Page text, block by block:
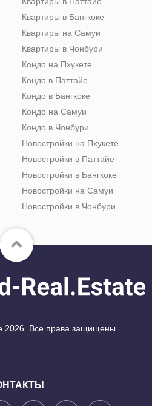
Квартиры в Бангкоке
Квартиры на Самуи
Квартиры в Чонбури
Кондо на Пхукете
Кондо в Паттайе
Кондо в Бангкоке
Кондо на Самуи
Кондо в Чонбури
Новостройки на Пхукете
Новостройки в Паттайе
Новостройки в Бангкоке
Новостройки на Самуи
Новостройки в Чонбури
2026. Все права защищены.